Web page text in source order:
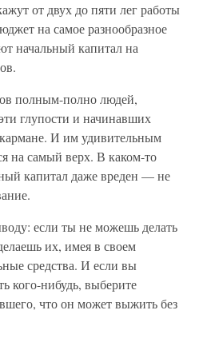
от двух до пяти лег работы
на самое разнообразное
начальный капитал на
полным-полно людей,
глупости и начинавших
И им удивительным
на самый верх. В каком-то
капитал даже вреден — не
если ты не можешь делать
их, имея в своем
средства. И если вы
кого-нибудь, выберите
что он может выжить без